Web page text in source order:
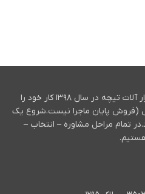
مرکز مشاوره و فروش تخصصی ابزار آلات تیچه در سال ۱۳۹۸ کار خود را
(فروش پایان ماجرا نیست.شروع یک
تمام مراحل مشاوره – انتخاب –
هستیم.